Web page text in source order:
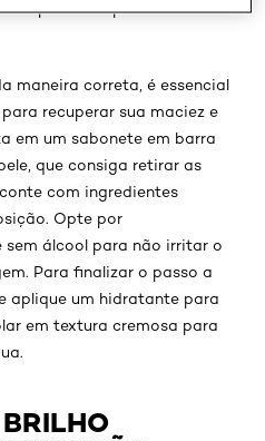
opaca e aspereza ao
maneira correta, é essencial
recuperar sua maciez e
em um sabonete em barra
que consiga retirar as
com ingredientes
Opte por
sem álcool para não irritar o
Para finalizar o passo a
aplique um hidratante para
em textura cremosa para